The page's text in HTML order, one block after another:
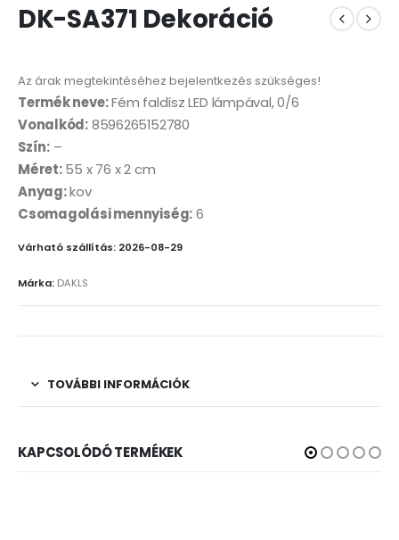
DK-SA371 Dekoráció
Az árak megtekintéséhez bejelentkezés szükséges!
Termék neve:Fém faldísz LED lámpával, 0/6
Vonalkód:8596265152780
Szín:–
Méret:55 x 76 x 2 cm
Anyag:kov
Csomagolási mennyiség:6
Várható szállítás: 2026-08-29
Márka: DAKLS
TOVÁBBI INFORMÁCIÓK
KAPCSOLÓDÓ TERMÉKEK